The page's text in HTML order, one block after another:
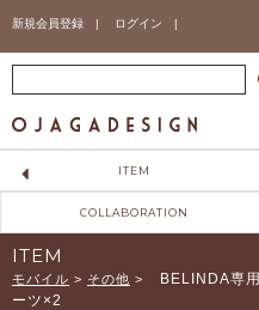
新規会員登録 | ログイン |
ITEM
COLLABORATION
ITEM
モバイル > その他 >
BELINDA専
ーツ×2